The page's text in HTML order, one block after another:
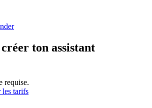
ton assistant
requise.
les tarifs